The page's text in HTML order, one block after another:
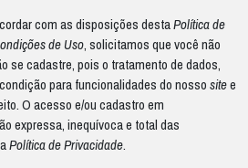
com as disposições destaPolítica de
de Uso, solicitamos que você não
se cadastre, pois o tratamento de dados,
para funcionalidades do nossositee
O acesso e/ou cadastro em
expressa, inequívoca e total das
Política de Privacidade.